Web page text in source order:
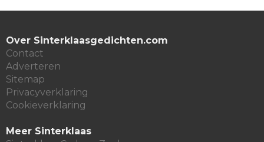
Over Sinterklaasgedichten.com
Contact
Adverteren
Sitemap
Privacyverklaring
Cookieverklaring
Meer Sinterklaas